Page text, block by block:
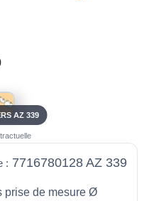
AZ 339
: 7716780128 AZ 339
prise de mesure Ø